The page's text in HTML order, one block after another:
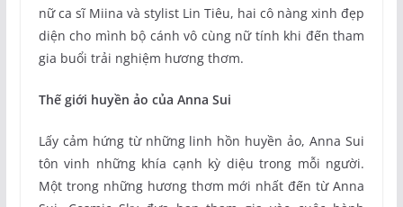
nữ ca sĩ Miina và stylist Lin Tiêu, hai cô nàng xinh đẹp
diện cho mình bộ cánh vô cùng nữ tính khi đến tham
gia buổi trải nghiệm hương thơm.
Thế giới huyền ảo của Anna Sui
Lấy cảm hứng từ những linh hồn huyền ảo, Anna Sui
tôn vinh những khía cạnh kỳ diệu trong mỗi người.
Một trong những hương thơm mới nhất đến từ Anna